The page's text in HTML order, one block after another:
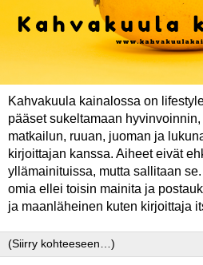
Kahvakuula kainalossa on
pääset sukeltamaan
matkailun, ruuan, juoman ja
kirjoittajan kanssa. Aiheet eivät
yllämainituissa, mutta sallitaan
omia ellei toisin mainita ja
ja maanläheinen kuten kirjoittaja